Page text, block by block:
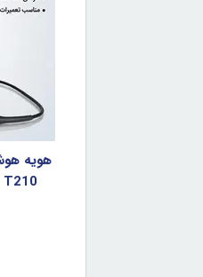
T210 سوگون مدل SUGON T21